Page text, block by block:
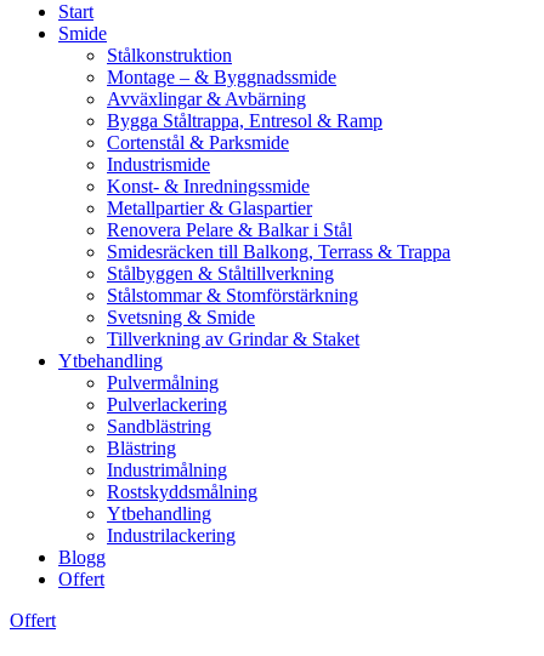
Start
Smide
Stålkonstruktion
Montage – & Byggnadssmide
Avväxlingar & Avbärning
Bygga Ståltrappa, Entresol & Ramp
Cortenstål & Parksmide
Industrismide
Konst- & Inredningssmide
Metallpartier & Glaspartier
Renovera Pelare & Balkar i Stål
Smidesräcken till Balkong, Terrass & Trappa
Stålbyggen & Ståltillverkning
Stålstommar & Stomförstärkning
Svetsning & Smide
Tillverkning av Grindar & Staket
Ytbehandling
Pulvermålning
Pulverlackering
Sandblästring
Blästring
Industrimålning
Rostskyddsmålning
Ytbehandling
Industrilackering
Blogg
Offert
Offert